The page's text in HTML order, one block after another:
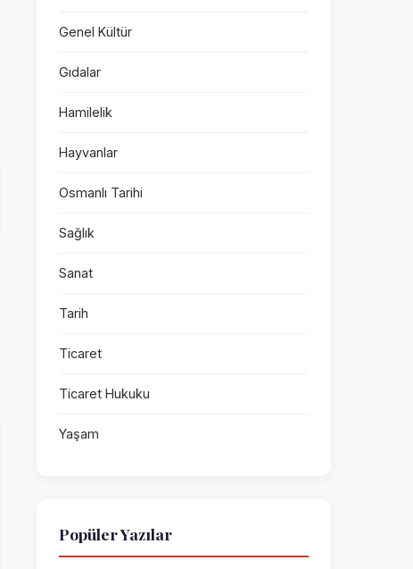
Genel Kültür
Gıdalar
Hamilelik
Hayvanlar
Osmanlı Tarihi
Sağlık
Sanat
Tarih
Ticaret
Ticaret Hukuku
Yaşam
Popüler Yazılar